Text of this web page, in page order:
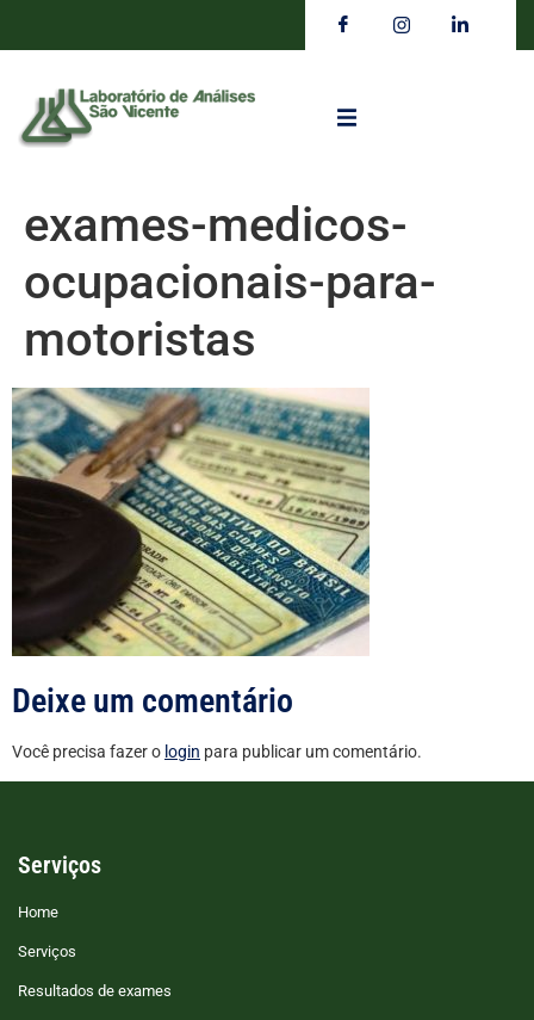
exames-medicos-
ocupacionais-para-
motoristas
Deixe um comentário
Você precisa fazer o login para publicar um comentário.
Serviços
Home
Serviços
Resultados de exames